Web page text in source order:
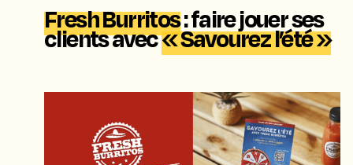
Fresh Burritos: faire jouer ses
clients avec« Savourez l’été »